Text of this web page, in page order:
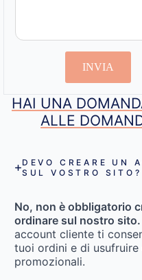
INVIA
HAI UNA
ALLE
DEVO CREARE UN
SUL VOSTRO SITO?
No, non è obbligatorio
ordinare sul nostro sito.
account cliente ti
tuoi ordini e di
promozionali.